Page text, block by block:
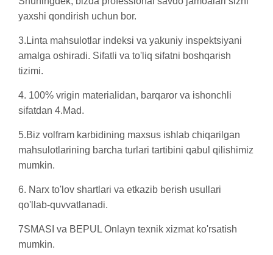
yaxshi qondirish uchun bor.
3.Linta mahsulotlar indeksi va yakuniy inspektsiyani
amalga oshiradi. Sifatli va to'liq sifatni boshqarish
tizimi.
4. 100% vrigin materialidan, barqaror va ishonchli
sifatdan 4.Mad.
5.Biz volfram karbidining maxsus ishlab chiqarilgan
mahsulotlarining barcha turlari tartibini qabul qilishimiz
mumkin.
6. Narx to'lov shartlari va etkazib berish usullari
qo'llab-quvvatlanadi.
7SMASI va BEPUL Onlayn texnik xizmat ko'rsatish
mumkin.